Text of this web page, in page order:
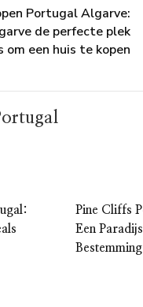
Portugal Algarve:
de perfecte plek
om een huis te kopen
Pine Cliffs
Een
Bestemming